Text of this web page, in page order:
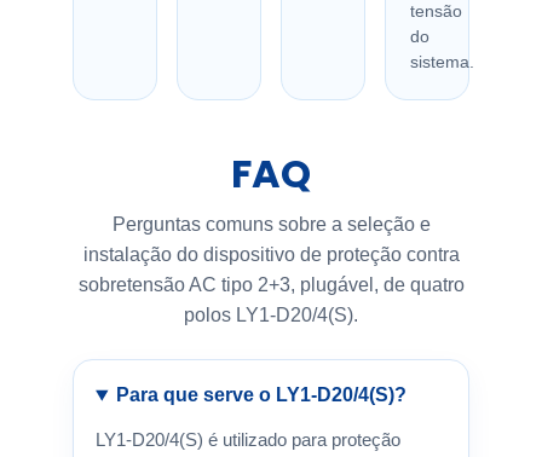
tensão
do
sistema.
FAQ
Perguntas comuns sobre a seleção e
instalação do dispositivo de proteção contra
sobretensão AC tipo 2+3, plugável, de quatro
polos LY1-D20/4(S).
Para que serve o LY1-D20/4(S)?
LY1-D20/4(S) é utilizado para proteção